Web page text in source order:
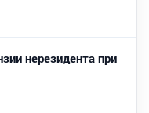
нерезидента при